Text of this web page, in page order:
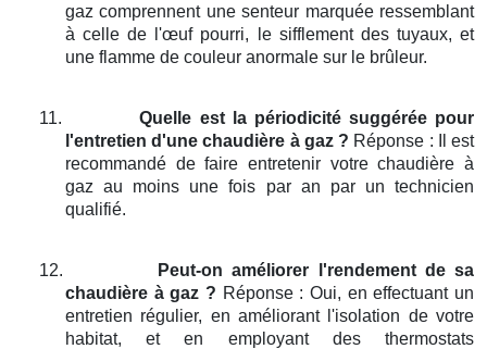
gaz comprennent une senteur marquée ressemblant
à celle de l'œuf pourri, le sifflement des tuyaux, et
une flamme de couleur anormale sur le brûleur.
11.
Quelle est la périodicité suggérée pour
l'entretien d'une chaudière à gaz ? Réponse : Il est
recommandé de faire entretenir votre chaudière à
gaz au moins une fois par an par un technicien
qualifié.
12.
Peut-on améliorer l'rendement de sa
chaudière à gaz ? Réponse : Oui, en effectuant un
entretien régulier, en améliorant l'isolation de votre
habitat, et en employant des thermostats